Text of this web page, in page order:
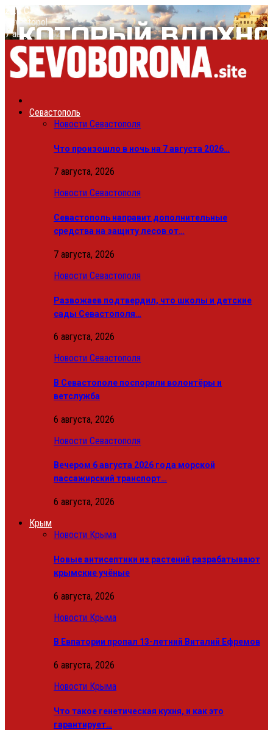
28.8 C
Sevastopol
7 августа, 2026
Севастополь
Новости Севастополя
Что произошло в ночь на 7 августа 2026…
7 августа, 2026
Новости Севастополя
Севастополь направит дополнительные
средства на защиту лесов от…
7 августа, 2026
Новости Севастополя
Развожаев подтвердил, что школы и детские
сады Севастополя…
6 августа, 2026
Новости Севастополя
В Севастополе поспорили волонтёры и
ветслужба
6 августа, 2026
Новости Севастополя
Вечером 6 августа 2026 года морской
пассажирский транспорт…
6 августа, 2026
Крым
Новости Крыма
Новые антисептики из растений разрабатывают
крымские учёные
6 августа, 2026
Новости Крыма
В Евпатории пропал 13-летний Виталий Ефремов
6 августа, 2026
Новости Крыма
Что такое генетическая кухня, и как это
гарантирует…